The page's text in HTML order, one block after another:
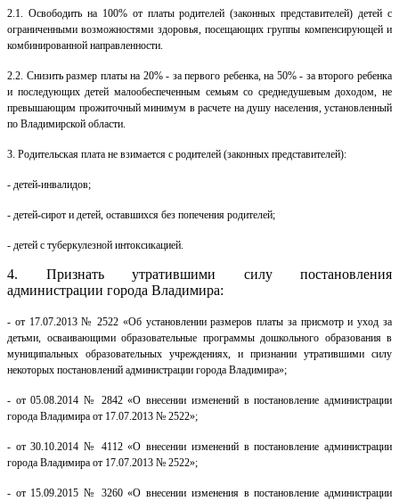
2.1. Освободить на 100% от платы родителей (законных представителей) детей с
ограниченными возможностями здоровья, посещающих группы компенсирующей и
комбинированной направленности.
2.2. Снизить размер платы на 20% - за первого ребенка, на 50% - за второго ребенка
и последующих детей малообеспеченным семьям со среднедушевым доходом, не
превышающим прожиточный минимум в расчете на душу населения, установленный
по Владимирской области.
3. Родительская плата не взимается с родителей (законных представителей):
- детей-инвалидов;
- детей-сирот и детей, оставшихся без попечения родителей;
- детей с туберкулезной интоксикацией.
4. Признать утратившими силу постановления
администрации города Владимира:
- от 17.07.2013 № 2522 «Об установлении размеров платы за присмотр и уход за
детьми, осваивающими образовательные программы дошкольного образования в
муниципальных образовательных учреждениях, и признании утратившими силу
некоторых постановлений администрации города Владимира»;
- от 05.08.2014 № 2842 «О внесении изменений в постановление администрации
города Владимира от 17.07.2013 № 2522»;
- от 30.10.2014 № 4112 «О внесении изменений в постановление администрации
города Владимира от 17.07.2013 № 2522»;
- от 15.09.2015 № 3260 «О внесении изменения в постановление администрации